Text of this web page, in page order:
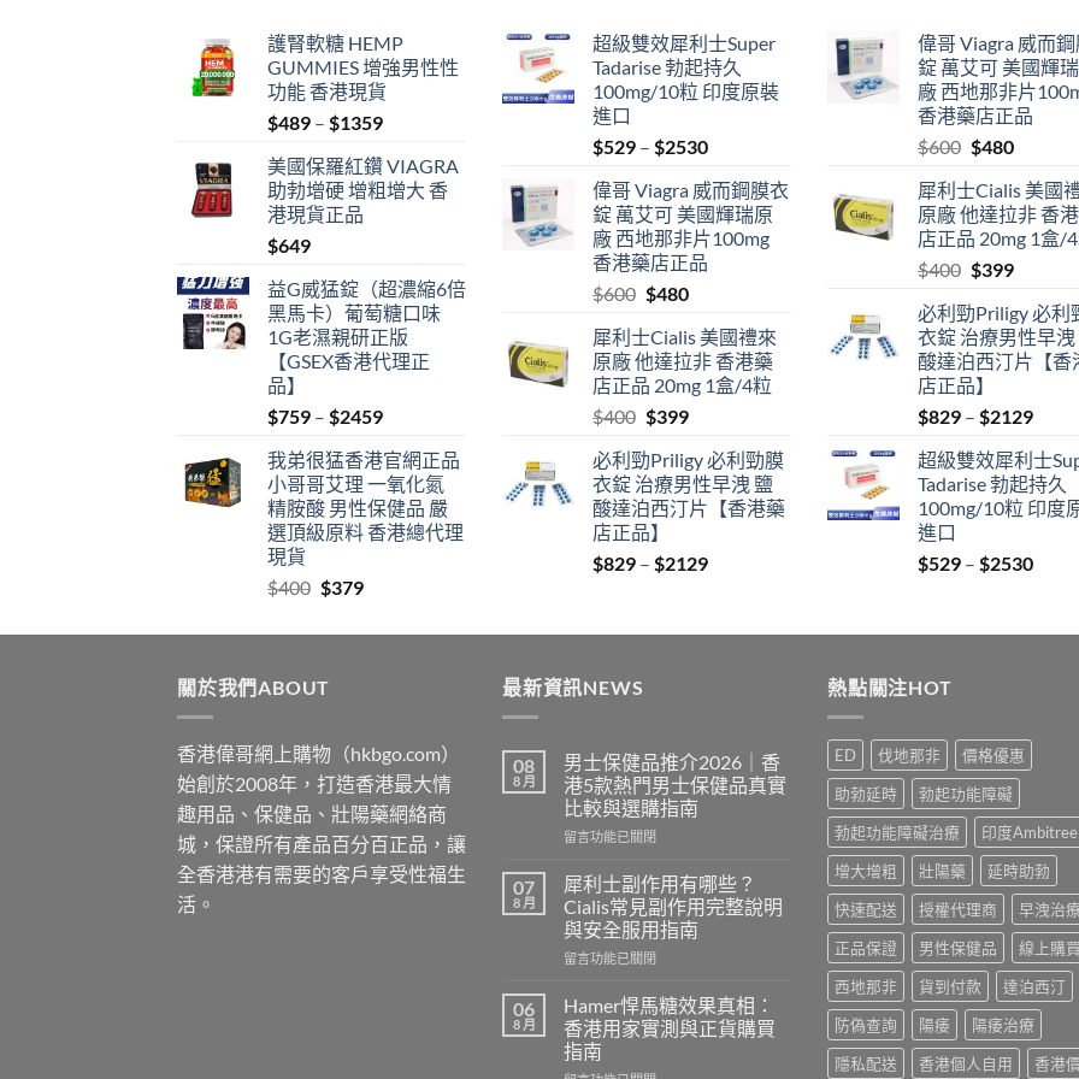
護腎軟糖 HEMP
GUMMIES 增強男性性
功能 香港現貨
$489 – $1359Price
$489
through
美國保羅紅鑽 VIAGRA
助勃增硬 增粗增大 香
港現貨正品
$649
益G威猛錠（超濃縮6倍
黑馬卡）葡萄糖口味
1G老濕親研正版
【GSEX香港代理正
品】
$759 – $2459Price
$759
through
$2459
我弟很猛香港官網正品
小哥哥艾理 一氧化氮
精胺酸 男性保健品 嚴
選頂級原料 香港總代理
現貨
$400 Original
was:
$379Current
is:
超級雙效犀利士Super
Tadarise 勃起持久
100mg/10粒 印度原裝
進口
$529 – $2530Price
$529
through
$2530
偉哥 Viagra 威而鋼膜衣
錠 萬艾可 美國輝瑞原
廠 西地那非片100mg
香港藥店正品
$600 Original
was:
$600.
$480Current
is:
$480.
犀利士Cialis 美國禮來
原廠 他達拉非 香港藥
店正品 20mg 1盒/4粒
$400 Original
was:
$400.
$399Current
is:
$399.
必利勁Priligy 必利勁膜
衣錠 治療男性早洩 鹽
酸達泊西汀片【香港藥
店正品】
$829 – $2129Price
through
偉哥 Viagra 威而
錠 萬艾可 美國輝
廠 西地那非片
香港藥店正品
$600 Original
was:
$600.
$480Current
is:
$480.
犀利士Cialis 美國
原廠 他達拉非 香
店正品 20mg 1盒/
$400 Original
was:
$400.
$399Current
is:
$399.
必利勁Priligy 必利
衣錠 治療男性早洩
酸達泊西汀片【香
店正品】
$829 – $2129Price
$829
超級雙效犀利士
Tadarise 勃起持久
100mg/10粒 印度
進口
$529 – $2530Price
關於我們ABOUT
香港偉哥網上購物（hkbgo.com）
始創於2008年，打造香港最大情
趣用品、保健品、壯陽藥網絡商
城，保證所有產品百分百正品，讓
全香港港有需要的客戶享受性福生
活。
最新資訊NEWS
08
8 月
男士保健品推介2026｜香
港5款熱門男士保健品真實
比較與選購指南
在
士
保
健
品
推
2026
｜
香
港
留言功能已關閉
07
8 月
犀利士副作用有哪些？
Cialis常見副作用完整說明
與安全服用指南
在
利
士
副
作
留言功能已關閉
06
8 月
Hamer悍馬糖效果真相：
香港用家實測與正貨購買
指南
熱點關注HOT
ED 伐地那非
價格優惠
助勃延時
勃起功能障礙
勃起功能障礙治療
印度Ambitree
增大增粗
壯陽藥
延時助勃
快速配送
授權代理商
早洩治
正品保證
男性保健品
線上購
西地那非
貨到付款
達泊西汀
防偽查詢
陽痿
陽痿治療
隱私配送
香港個人自用 香港